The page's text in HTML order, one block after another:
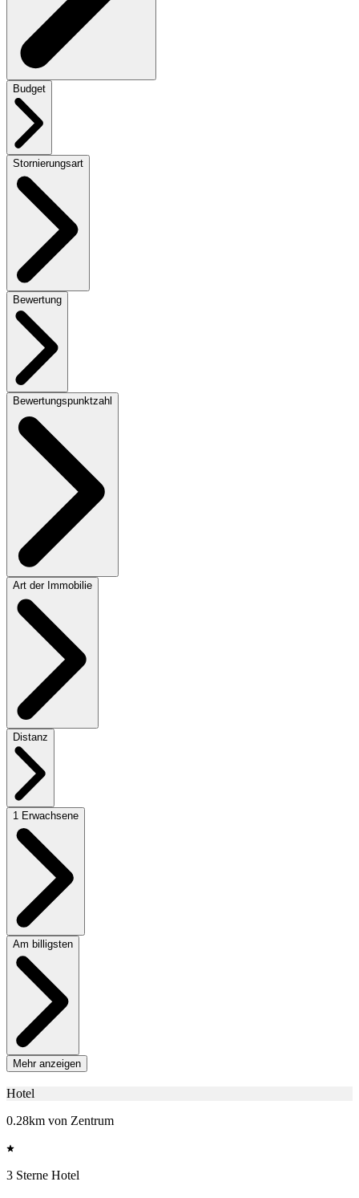
Budget
Stornierungsart
Bewertung
Bewertungspunktzahl
Art der Immobilie
Distanz
1 Erwachsene
Am billigsten
Mehr anzeigen
Hotel
0.28km von Zentrum
3 Sterne Hotel